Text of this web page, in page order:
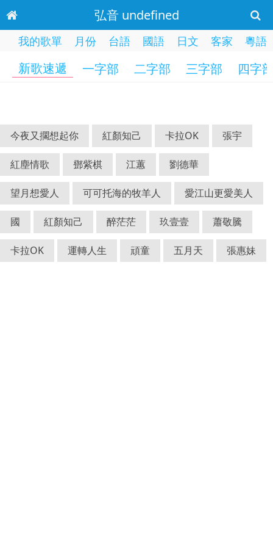
弘音 undefined
我的歌單 月份 台語 國語 日文 客家 粵語
新歌速遞 一字部 二字部 三字部 四字
今夜又擱想起你 紅顏知己 卡拉OK 張宇
紅塵情歌 鄧紫棋 江蕙 劉德華
望月想愛人 可可托海的牧羊人 愛江山更愛美人
國 紅顏知己 醉茫茫 玖壹壹 蕭敬騰
卡拉OK 運轉人生 頑童 五月天 張惠妹